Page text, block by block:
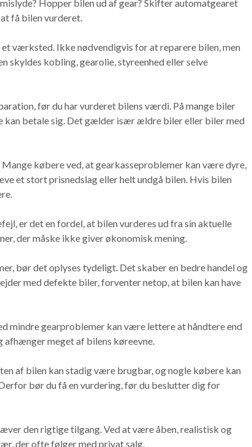
Hopper bilen ud af gear? Skifter automatgearet
få bilen vurderet.
værksted. Ikke nødvendigvis for at reparere bilen, men
skyldes kobling, gearolie, styreenhed eller selve
før du har vurderet bilens værdi. På mange biler
kan betale sig. Det gælder især ældre biler eller biler med
købere ved, at gearkasseproblemer kan være dyre,
et stort prisnedslag eller helt undgå bilen. Hvis bilen
er det en fordel, at bilen vurderes ud fra sin aktuelle
der måske ikke giver økonomisk mening.
bør det oplyses tydeligt. Det skaber en bedre handel og
med defekte biler, forventer netop, at bilen kan have
mindre gearproblemer kan være lettere at håndtere end
meget af bilens køreevne.
af bilen kan stadig være brugbar, og nogle købere kan
bør du få en vurdering, før du beslutter dig for
den rigtige tilgang. Ved at være åben, realistisk og
der ofte følger med privat salg.